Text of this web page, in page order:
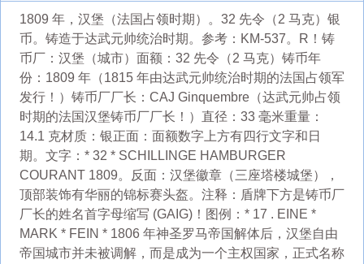
1809 年，汉堡（法国占领时期）。32 先令（2 马克）银
币。铸造于达武元帅统治时期。参考：KM-537。R！铸
币厂：汉堡（城市）面额：32 先令（2 马克）铸币年
份：1809 年（1815 年由达武元帅统治时期的法国占领军
发行！）铸币厂厂长：CAJ Ginquembre（达武元帅占领
时期的法国汉堡铸币厂厂长！）直径：33 毫米重量：
14.1 克材质：银正面：面额数字上方有四行文字和日
期。文字：* 32 * SCHILLINGE HAMBURGER
COURANT 1809。反面：汉堡徽章（三座塔楼城堡），
顶部装饰有华丽的锦标赛头盔。注释：盾牌下方是铸币厂
厂长的姓名首字母缩写 (GAIG)！图例：* 17 . EINE *
MARK * FEIN * 1806 年神圣罗马帝国解体后，汉堡自由
帝国城市并未被调解，而是成为一个主权国家，正式名称